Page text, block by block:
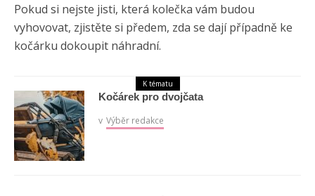
Pokud si nejste jisti, která kolečka vám budou
vyhovovat, zjistěte si předem, zda se dají případně ke
kočárku dokoupit náhradní.
K tématu
Kočárek pro dvojčata
v Výběr redakce